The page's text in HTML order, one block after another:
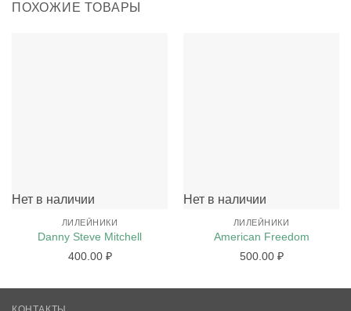
ПОХОЖИЕ ТОВАРЫ
Нет в наличии
ЛИЛЕЙНИКИ
Danny Steve Mitchell
400.00 ₽
Нет в наличии
ЛИЛЕЙНИКИ
American Freedom
500.00 ₽